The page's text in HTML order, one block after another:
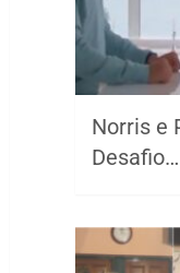
Norris e